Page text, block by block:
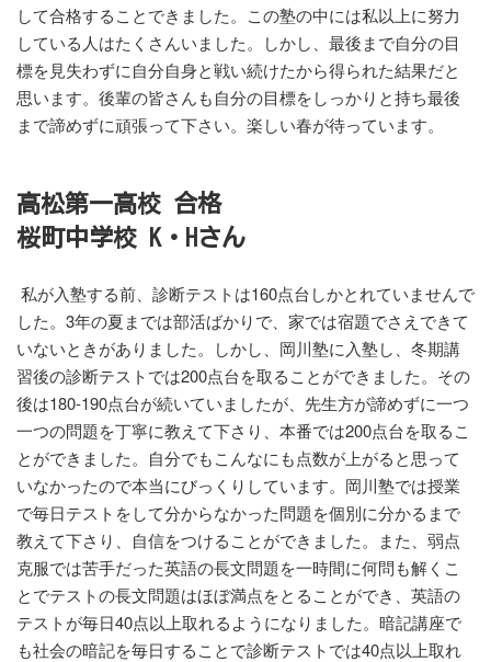
して合格することできました。この塾の中には私以上に努力
している人はたくさんいました。しかし、最後まで自分の目
標を見失わずに自分自身と戦い続けたから得られた結果だと
思います。後輩の皆さんも自分の目標をしっかりと持ち最後
まで諦めずに頑張って下さい。楽しい春が待っています。
高松第一高校 合格
桜町中学校 K・Hさん
私が入塾する前、診断テストは160点台しかとれていませんで
した。3年の夏までは部活ばかりで、家では宿題でさえできて
いないときがありました。しかし、岡川塾に入塾し、冬期講
習後の診断テストでは200点台を取ることができました。その
後は180‐190点台が続いていましたが、先生方が諦めずに一つ
一つの問題を丁寧に教えて下さり、本番では200点台を取るこ
とができました。自分でもこんなにも点数が上がると思って
いなかったので本当にびっくりしています。岡川塾では授業
で毎日テストをして分からなかった問題を個別に分かるまで
教えて下さり、自信をつけることができました。また、弱点
克服では苦手だった英語の長文問題を一時間に何問も解くこ
とでテストの長文問題はほぼ満点をとることができ、英語の
テストが毎日40点以上取れるようになりました。暗記講座で
も社会の暗記を毎日することで診断テストでは40点以上取れ